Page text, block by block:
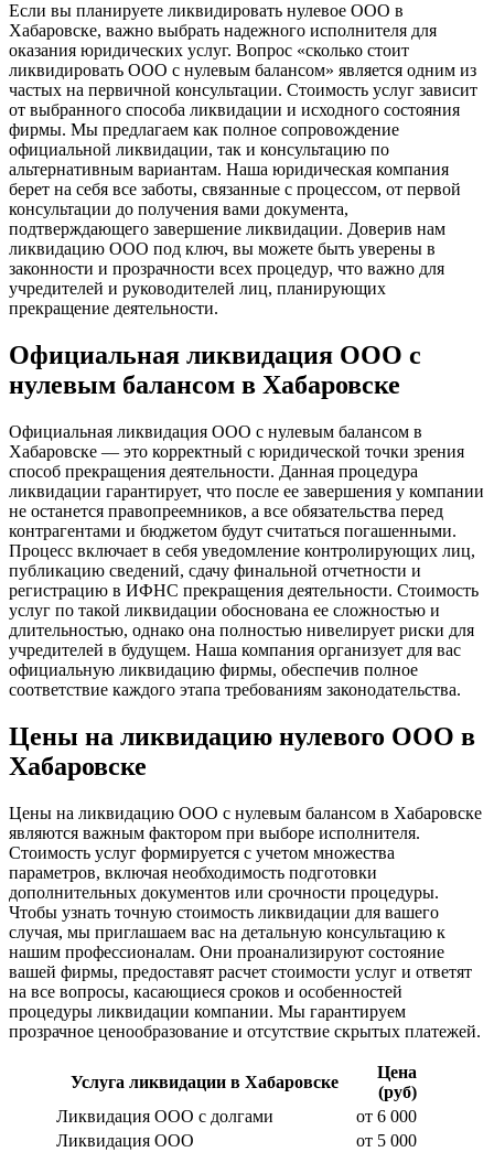
Если вы планируете ликвидировать нулевое ООО в
Хабаровске, важно выбрать надежного исполнителя для
оказания юридических услуг. Вопрос «сколько стоит
ликвидировать ООО с нулевым балансом» является одним из
частых на первичной консультации. Стоимость услуг зависит
от выбранного способа ликвидации и исходного состояния
фирмы. Мы предлагаем как полное сопровождение
официальной ликвидации, так и консультацию по
альтернативным вариантам. Наша юридическая компания
берет на себя все заботы, связанные с процессом, от первой
консультации до получения вами документа,
подтверждающего завершение ликвидации. Доверив нам
ликвидацию ООО под ключ, вы можете быть уверены в
законности и прозрачности всех процедур, что важно для
учредителей и руководителей лиц, планирующих
прекращение деятельности.
Официальная ликвидация ООО с
нулевым балансом в Хабаровске
Официальная ликвидация ООО с нулевым балансом в
Хабаровске — это корректный с юридической точки зрения
способ прекращения деятельности. Данная процедура
ликвидации гарантирует, что после ее завершения у компании
не останется правопреемников, а все обязательства перед
контрагентами и бюджетом будут считаться погашенными.
Процесс включает в себя уведомление контролирующих лиц,
публикацию сведений, сдачу финальной отчетности и
регистрацию в ИФНС прекращения деятельности. Стоимость
услуг по такой ликвидации обоснована ее сложностью и
длительностью, однако она полностью нивелирует риски для
учредителей в будущем. Наша компания организует для вас
официальную ликвидацию фирмы, обеспечив полное
соответствие каждого этапа требованиям законодательства.
Цены на ликвидацию нулевого ООО в
Хабаровске
Цены на ликвидацию ООО с нулевым балансом в Хабаровске
являются важным фактором при выборе исполнителя.
Стоимость услуг формируется с учетом множества
параметров, включая необходимость подготовки
дополнительных документов или срочности процедуры.
Чтобы узнать точную стоимость ликвидации для вашего
случая, мы приглашаем вас на детальную консультацию к
нашим профессионалам. Они проанализируют состояние
вашей фирмы, предоставят расчет стоимости услуг и ответят
на все вопросы, касающиеся сроков и особенностей
процедуры ликвидации компании. Мы гарантируем
прозрачное ценообразование и отсутствие скрытых платежей.
Услуга ликвидации в Хабаровске
Цена
(руб)
Ликвидация ООО с долгами
от 6 000
Ликвидация ООО
от 5 000